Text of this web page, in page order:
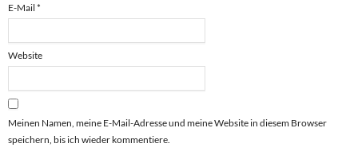
E-Mail *
Website
Meinen Namen, meine E-Mail-Adresse und meine Website in diesem Browser
speichern, bis ich wieder kommentiere.